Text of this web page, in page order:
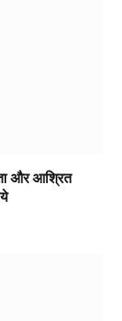
और आश्रित